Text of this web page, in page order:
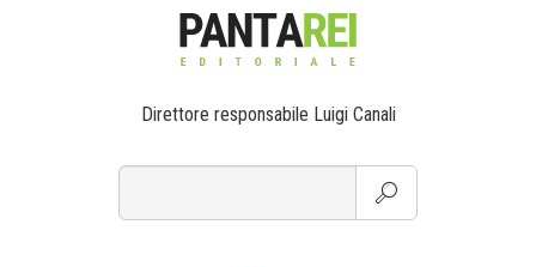
Direttore responsabile Luigi Canali